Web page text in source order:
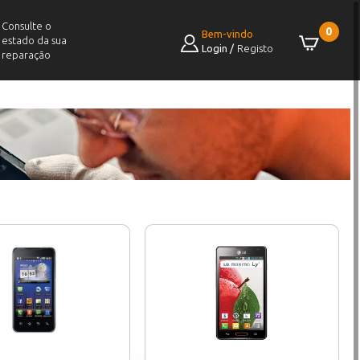
Consulte o
estado da sua
reparação
0
Bem-vindo
Login / Registo